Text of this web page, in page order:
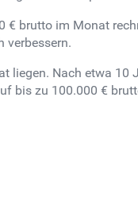
€ brutto im Monat
verbessern.
liegen. Nach etwa 10
bis zu 100.000 €